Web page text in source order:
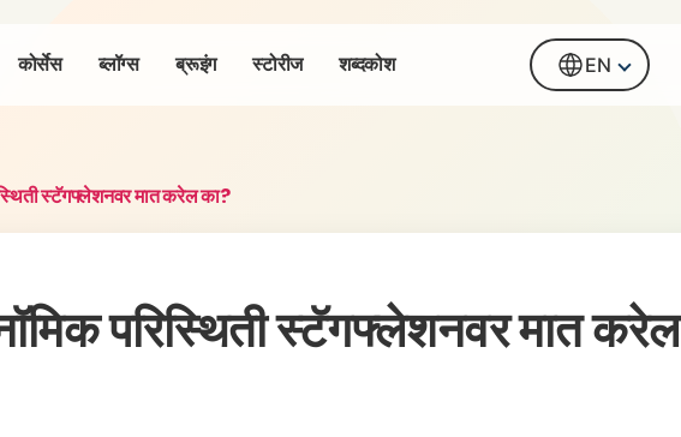
कोर्सेस ब्लॉग्स ब्रूइंग स्टोरीज शब्दकोश EN
स्टॅगफ्लेशनवर मात करेल का?
परिस्थिती स्टॅगफ्लेशनवर मात करेल